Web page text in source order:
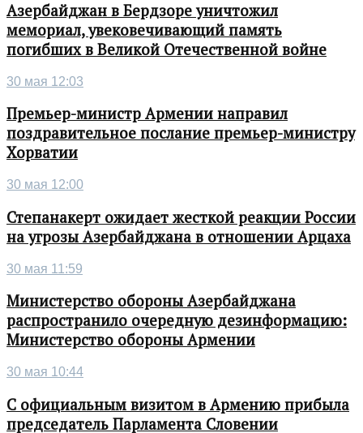
Азербайджан в Бердзоре уничтожил
мемориал, увековечивающий память
погибших в Великой Отечественной войне
30 мая 12:03
Премьер-министр Армении направил
поздравительное послание премьер-министру
Хорватии
30 мая 12:00
Степанакерт ожидает жесткой реакции России
на угрозы Азербайджана в отношении Арцаха
30 мая 11:59
Министерство обороны Азербайджана
распространило очередную дезинформацию:
Министерство обороны Армении
30 мая 10:44
С официальным визитом в Армению прибыла
председатель Парламента Словении